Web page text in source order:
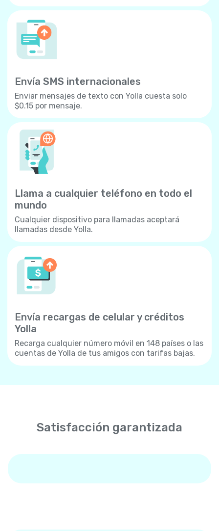
Envía SMS internacionales
Enviar mensajes de texto con Yolla cuesta solo
$0.15 por mensaje.
Llama a cualquier teléfono en todo el
mundo
Cualquier dispositivo para llamadas aceptará
llamadas desde Yolla.
Envía recargas de celular y créditos
Yolla
Recarga cualquier número móvil en 148 países o las
cuentas de Yolla de tus amigos con tarifas bajas.
Satisfacción garantizada